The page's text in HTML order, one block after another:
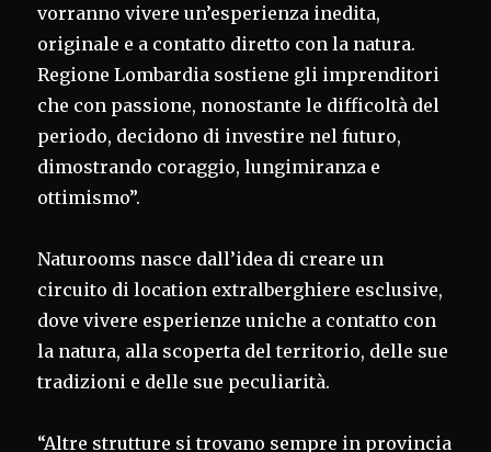
vorranno vivere un’esperienza inedita,
originale e a contatto diretto con la natura.
Regione Lombardia sostiene gli imprenditori
che con passione, nonostante le difficoltà del
periodo, decidono di investire nel futuro,
dimostrando coraggio, lungimiranza e
ottimismo”.
Naturooms nasce dall’idea di creare un
circuito di location extralberghiere esclusive,
dove vivere esperienze uniche a contatto con
la natura, alla scoperta del territorio, delle sue
tradizioni e delle sue peculiarità.
“Altre strutture si trovano sempre in provincia